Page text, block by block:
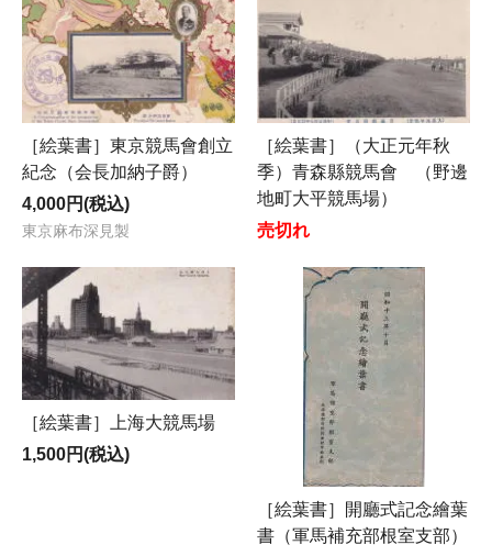
［絵葉書］東京競馬會創立
紀念（会長加納子爵）
4,000円(税込)
東京麻布深見製
［絵葉書］（大正元年秋
季）青森縣競馬會 （野邊
地町大平競馬場）
売切れ
［絵葉書］上海大競馬場
1,500円(税込)
［絵葉書］開廳式記念繪葉
書（軍馬補充部根室支部）